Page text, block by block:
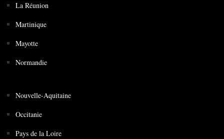
La Réunion
Martinique
Mayotte
Normandie
Nouvelle-Aquitaine
Occitanie
Pays de la Loire